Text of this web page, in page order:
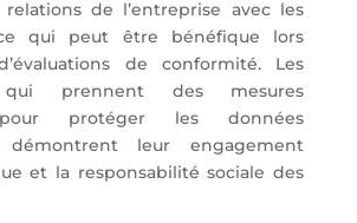
de l’entreprise avec les
qui peut être bénéfique lors
de conformité. Les
qui prennent des mesures
protéger les données
démontrent leur engagement
et la responsabilité sociale des